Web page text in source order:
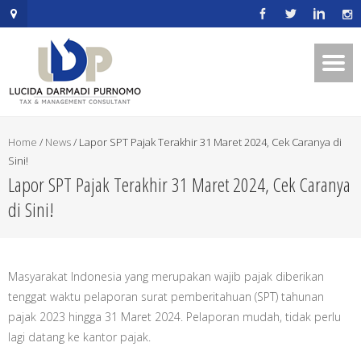
.mapouter{position:relative;text-
Home / News/ Lapor SPT Pajak Terakhir 31 Maret 2024, Cek Caranya di
Sini!
Lapor SPT Pajak Terakhir 31 Maret 2024, Cek Caranya
di Sini!
Masyarakat Indonesia yang merupakan wajib pajak diberikan
tenggat waktu pelaporan surat pemberitahuan (SPT) tahunan
pajak 2023 hingga 31 Maret 2024. Pelaporan mudah, tidak perlu
lagi datang ke kantor pajak.